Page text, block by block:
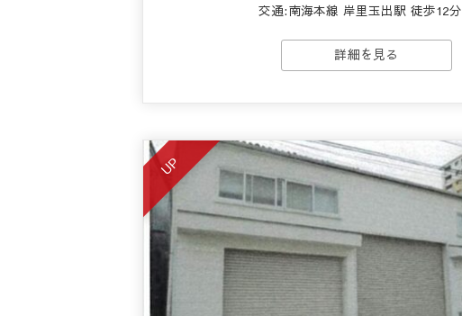
交通:南海本線 岸里玉出駅 徒歩12分
詳細を見る
UP